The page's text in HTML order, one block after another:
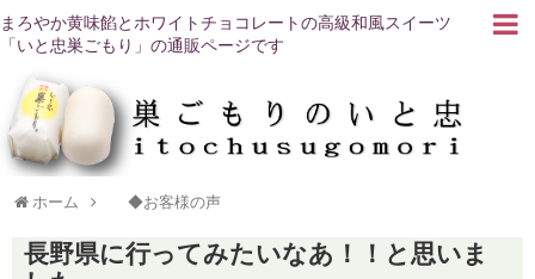
まろやか黄味餡とホワイトチョコレートの高級和風スイーツ
「いと忠巣ごもり」の通販ページです
ホーム ◆お客様の声
長野県に行ってみたいなあ！！と思いま